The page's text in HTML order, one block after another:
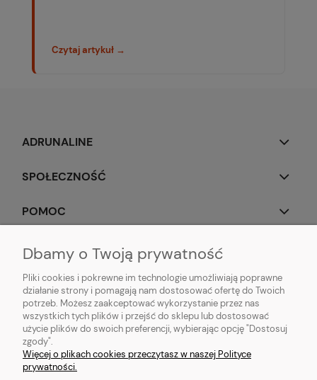
Czytaj artykuł →
ADRUNALINE
SPOŁECZNOŚĆ
POMOC
OBSERWUJ NAS
Popularne produkty:Koszulki do biegania|Topy do biegania|Bluzy do
biegania| Longsleeve do biegania|Kurtki do biegania|Kamizelki do
biegania| Legginsy do biegania
Dbamy o Twoją prywatność
Pliki cookies i pokrewne im technologie umożliwiają poprawne
działanie strony i pomagają nam dostosować ofertę do Twoich
potrzeb. Możesz zaakceptować wykorzystanie przez nas
wszystkich tych plików i przejść do sklepu lub dostosować
użycie plików do swoich preferencji, wybierając opcję "Dostosuj
zgody".
Więcej o plikach cookies przeczytasz w naszej Polityce
prywatności.